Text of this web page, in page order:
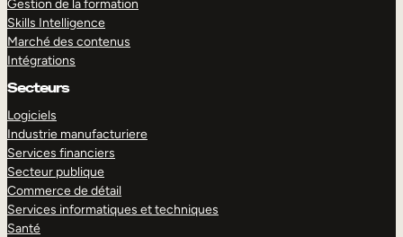
Gestion de la formation
Skills Intelligence
Marché des contenus
Intégrations
Secteurs
Logiciels
Industrie manufacturiere
Services financiers
Secteur publique
Commerce de détail
Services informatiques et techniques
Santé